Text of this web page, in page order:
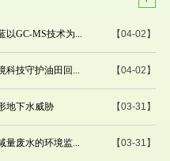
【04-02】
以GC-MS技术为...
【04-02】
科技守护油田回...
【03-31】
地下水威胁
【03-31】
量废水的环境监...